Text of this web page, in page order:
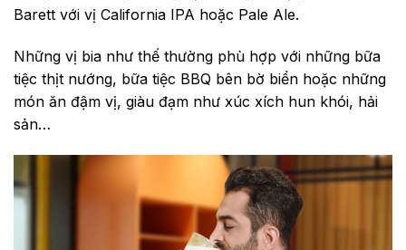
Barett với vị California IPA hoặc Pale Ale.
Những vị bia như thế thường phù hợp với những bữa
tiệc thịt nướng, bữa tiệc BBQ bên bờ biển hoặc những
món ăn đậm vị, giàu đạm như xúc xích hun khói, hải
sản…